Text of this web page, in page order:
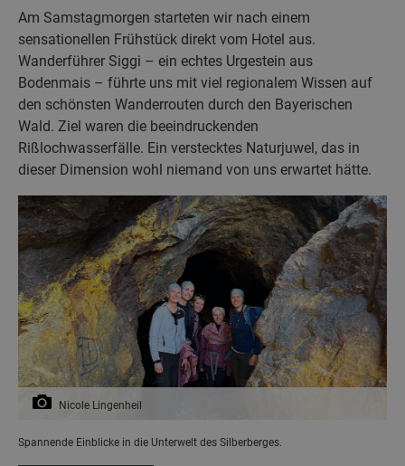
Am Samstagmorgen starteten wir nach einem
sensationellen Frühstück direkt vom Hotel aus.
Wanderführer Siggi – ein echtes Urgestein aus
Bodenmais – führte uns mit viel regionalem Wissen auf
den schönsten Wanderrouten durch den Bayerischen
Wald. Ziel waren die beeindruckenden
Rißlochwasserfälle. Ein verstecktes Naturjuwel, das in
dieser Dimension wohl niemand von uns erwartet hätte.
Nicole Lingenheil
Spannende Einblicke in die Unterwelt des Silberberges.